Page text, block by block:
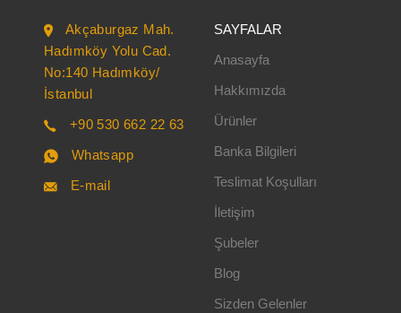
Akçaburgaz Mah.
Hadımköy Yolu Cad.
No:140 Hadımköy/
İstanbul
+90 530 662 22 63
Whatsapp
E-mail
SAYFALAR
Anasayfa
Hakkımızda
Ürünler
Banka Bilgileri
Teslimat Koşulları
İletişim
Şubeler
Blog
Sizden Gelenler